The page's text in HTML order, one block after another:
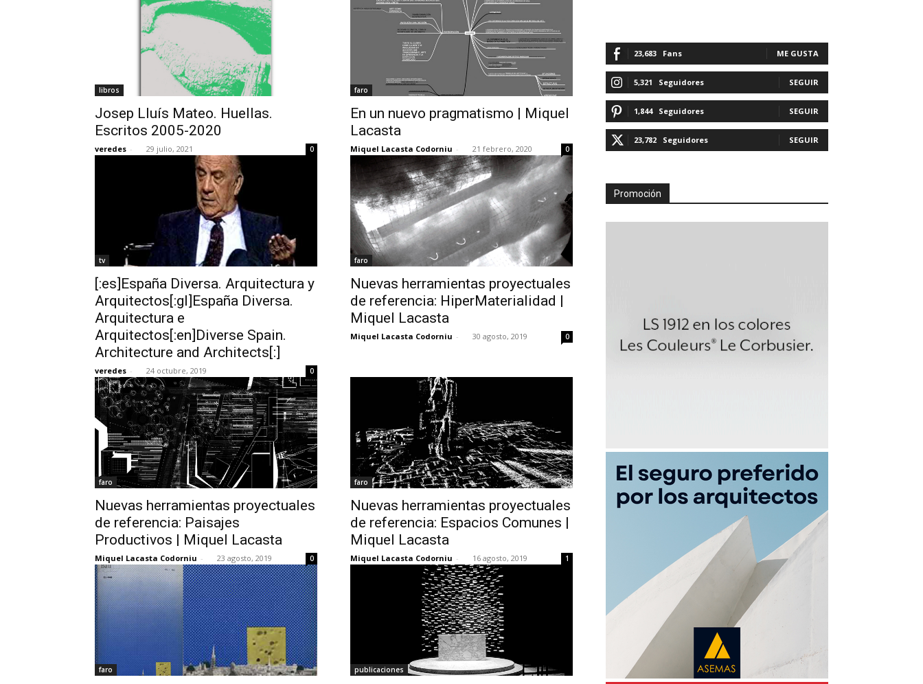
libros
Josep Lluís Mateo. Huellas.
Escritos 2005-2020
veredes - 29 julio, 2021 0
faro
En un nuevo pragmatismo | Miquel
Lacasta
Miquel Lacasta Codorniu - 21 febrero, 2020 0
tv
[:es]España Diversa. Arquitectura y
Arquitectos[:gl]España Diversa.
Arquitectura e
Arquitectos[:en]Diverse Spain.
Architecture and Architects[:]
veredes - 24 octubre, 2019 0
faro
Nuevas herramientas proyectuales
de referencia: HiperMaterialidad |
Miquel Lacasta
Miquel Lacasta Codorniu - 30 agosto, 2019 0
faro
Nuevas herramientas proyectuales
de referencia: Paisajes
Productivos | Miquel Lacasta
Miquel Lacasta Codorniu - 23 agosto, 2019 0
faro
Nuevas herramientas proyectuales
de referencia: Espacios Comunes |
Miquel Lacasta
Miquel Lacasta Codorniu - 16 agosto, 2019 1
faro publicaciones
23,683 Fans ME GUSTA
5,321 Seguidores SEGUIR
1,844 Seguidores SEGUIR
23,782 Seguidores SEGUIR
Promoción